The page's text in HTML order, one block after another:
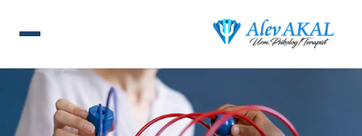
ANA SAYFA